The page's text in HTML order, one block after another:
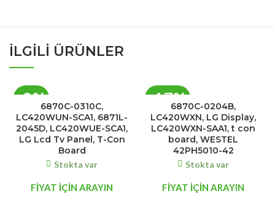
İLGILI ÜRÜNLER
-8%6870C-0310C,
LC420WUN-SCA1, 6871L-
2045D, LC420WUE-SCA1,
LG Lcd Tv Panel, T-Con
Board
FİYAT İÇİN ARAYIN
Stokta var
-17%6870C-0204B,
LC420WXN, LG Display,
LC420WXN-SAA1, t con
board, WESTEL
42PH5010-42
FİYAT İÇİN ARAYIN
Stokta var